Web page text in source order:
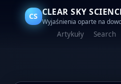
CS CLEAR SKY
Wyjaśnienia oparte na
Artykuły Search